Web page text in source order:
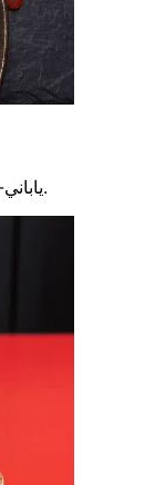
ياباني-بيروفي: نيغيري سيفيتشي، غيوزا أسيفيتشادو.